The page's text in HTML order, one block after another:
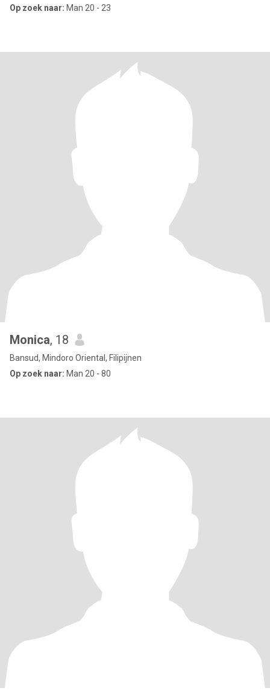
Op zoek naar: Man 20 - 23
Monica, 18
Bansud, Mindoro Oriental, Filipijnen
Op zoek naar: Man 20 - 80